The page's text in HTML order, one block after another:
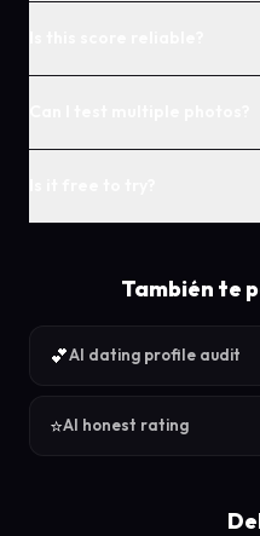
También te
💕AI dating profile audit
⭐AI honest rating